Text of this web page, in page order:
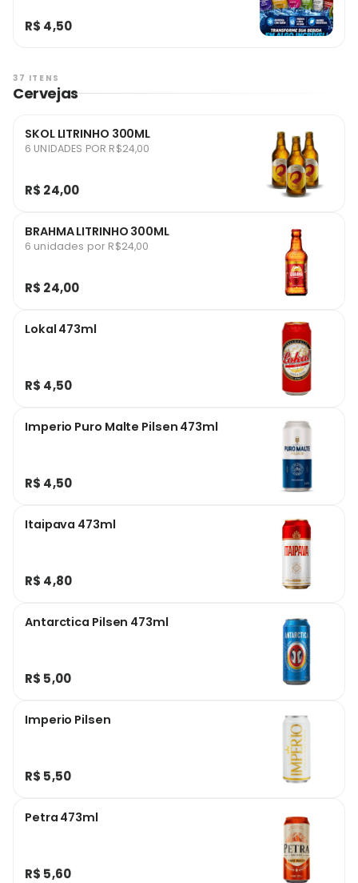
R$ 4,50
37 ITENS
Cervejas
SKOL LITRINHO 300ML
6 UNIDADES POR R$24,00
R$ 24,00
BRAHMA LITRINHO 300ML
6 unidades por R$24,00
R$ 24,00
Lokal 473ml
R$ 4,50
Imperio Puro Malte Pilsen 473ml
R$ 4,50
Itaipava 473ml
R$ 4,80
Antarctica Pilsen 473ml
R$ 5,00
Imperio Pilsen
R$ 5,50
Petra 473ml
R$ 5,60